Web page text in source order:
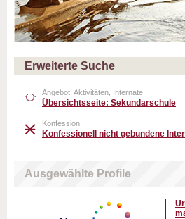
Erweiterte Suche
Angebot, Aktivitäten, Internate
Übersichtsseite: Sekundarschule
Konfession
Konfessionell nicht gebundene
Ausgewählte Profile